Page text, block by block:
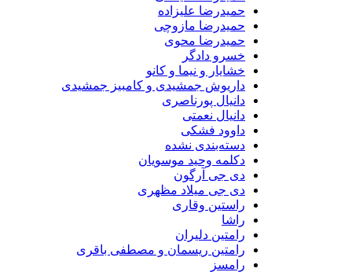
حمیدرضا علیزاده
حمیدرضا مازوچی
حمیدرضا محوی
خسرو دادگر
خشایار و نیما و کانو
داریوش جمشیدی و کامبیز جمشیدی
دانیال پورناصری
دانیال نعمتی
داوود فشکی
دسته‌بندی نشده
دکلمه وحید موسویان
دی جی آرگون
دی جی میلاد مظهری
راستین وقاری
رامتین دلیران
رامتین ریسمان و مصطفی باقری